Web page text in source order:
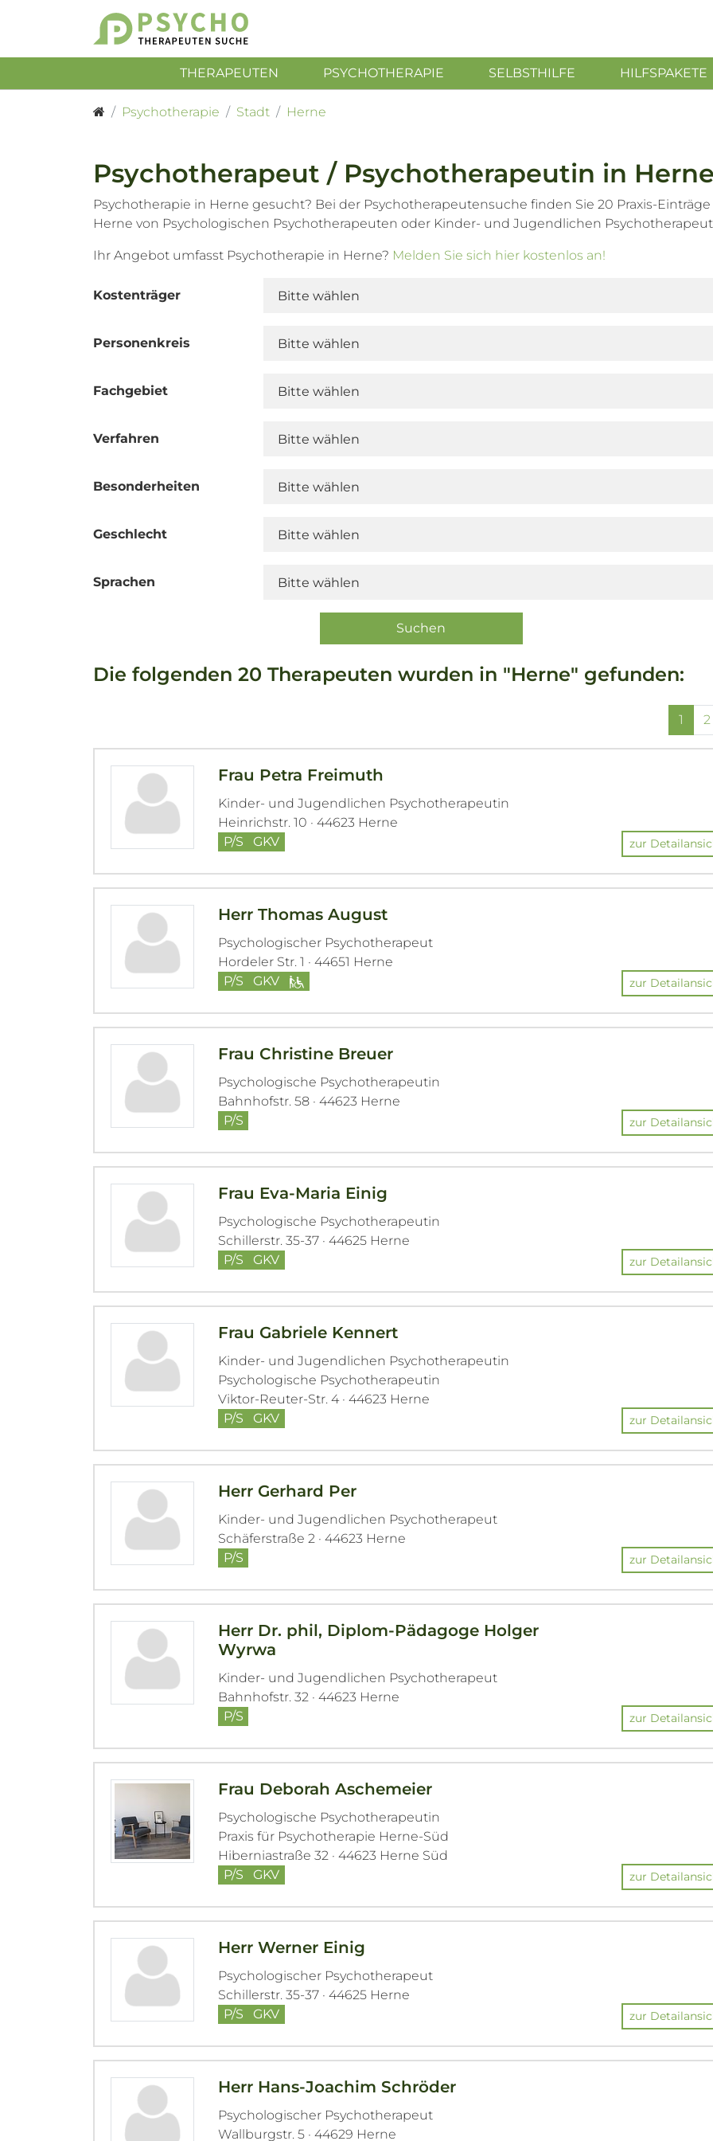
THERAPEUTEN PSYCHOTHERAPIE SELBSTHILFE HILFSPAKETE
Psychotherapie Stadt Herne
Psychotherapeut / Psychotherapeutin in Herne
Psychotherapie in Herne gesucht? Bei der Psychotherapeutensuche finden Sie 20 Praxis-Einträge
Herne von Psychologischen Psychotherapeuten oder Kinder- und Jugendlichen
Ihr Angebot umfasst Psychotherapie in Herne? Melden Sie sich hier kostenlos an!
Kostenträger
Personenkreis
Fachgebiet
Verfahren
Besonderheiten
Geschlecht
Sprachen
Die folgenden 20 Therapeuten wurden in "Herne" gefunden:
1 2
Frau Petra Freimuth
Kinder- und Jugendlichen Psychotherapeutin
Heinrichstr. 10 · 44623 Herne
P/S
GKV zur
Herr Thomas August
Psychologischer Psychotherapeut
Hordeler Str. 1 · 44651 Herne
P/S
GKV zur
Frau Christine Breuer
Psychologische Psychotherapeutin
Bahnhofstr. 58 · 44623 Herne
P/S
zur
Frau Eva-Maria Einig
Psychologische Psychotherapeutin
Schillerstr. 35-37 · 44625 Herne
P/S
GKV zur
Frau Gabriele Kennert
Kinder- und Jugendlichen Psychotherapeutin
Psychologische Psychotherapeutin
Viktor-Reuter-Str. 4 · 44623 Herne
P/S
GKV zur
Herr Gerhard Per
Kinder- und Jugendlichen Psychotherapeut
Schäferstraße 2 · 44623 Herne
P/S
zur
Herr Dr. phil, Diplom-Pädagoge Holger
Wyrwa
Kinder- und Jugendlichen Psychotherapeut
Bahnhofstr. 32 · 44623 Herne
P/S
zur
Frau Deborah Aschemeier
Psychologische Psychotherapeutin
Praxis für Psychotherapie Herne-Süd
Hiberniastraße 32 · 44623 Herne Süd
P/S
GKV zur
Herr Werner Einig
Psychologischer Psychotherapeut
Schillerstr. 35-37 · 44625 Herne
P/S
GKV zur
Herr Hans-Joachim Schröder
Psychologischer Psychotherapeut
Wallburgstr. 5 · 44629 Herne